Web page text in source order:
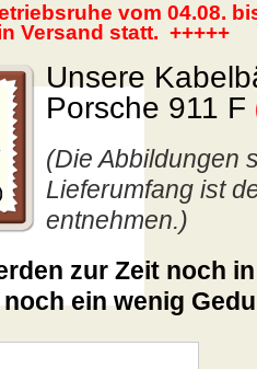
vom 04.08.
Versand statt. +++++
Unsere
Porsche 911 F
(Die Abbildungen
Lieferumfang ist
entnehmen.)
zur Zeit noch
ein wenig